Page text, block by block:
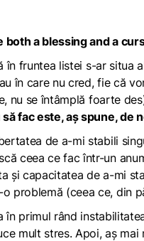
both a blessing and a
fruntea listei s-ar situa
în care nu cred, fie că
nu se întâmplă foarte
fac este, aș spune, de
de a-mi stabili
ceea ce fac într-un
și capacitatea de a-mi
problemă (ceea ce, din
primul rând
mult stres. Apoi, aș